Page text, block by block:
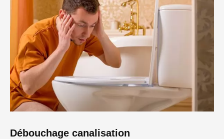
Débouchage canalisation